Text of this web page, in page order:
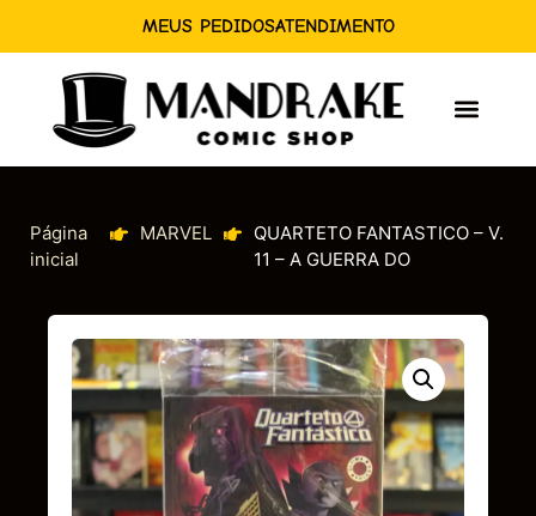
MEUS PEDIDOSATENDIMENTO
Página
inicial
MARVEL
QUARTETO FANTASTICO – V.
11 – A GUERRA DO